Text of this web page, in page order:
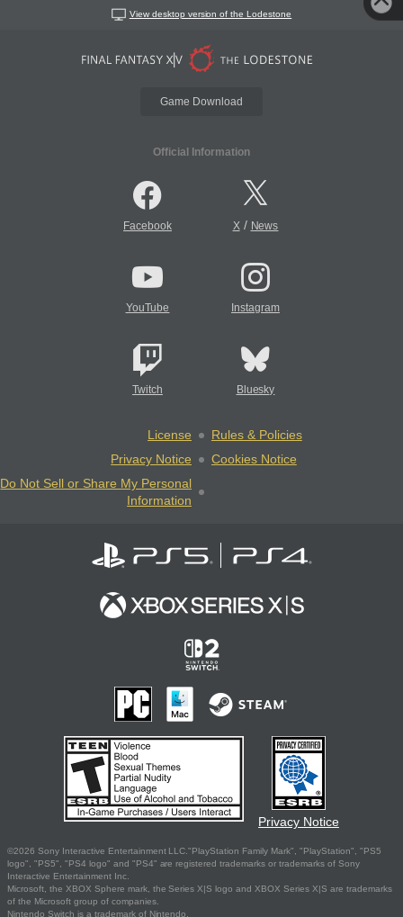
View desktop version of the Lodestone
Game Download
Official Information
Facebook X/ News
YouTube Instagram
Twitch Bluesky
License
Rules & Policies
Privacy Notice
Cookies Notice
Do Not Sell or Share My Personal
Information
Privacy Notice
©2026 Sony Interactive Entertainment LLC."PlayStation Family Mark", "PlayStation", "PS5
logo", "PS5", "PS4 logo" and "PS4" are registered trademarks or trademarks of Sony
Interactive Entertainment Inc.
Microsoft, the XBOX Sphere mark, the Series X|S logo and XBOX Series X|S are trademarks
of the Microsoft group of companies.
Nintendo Switch is a trademark of Nintendo.